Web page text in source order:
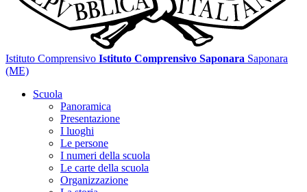
Istituto Comprensivo Istituto Comprensivo Saponara Saponara
(ME)
Scuola
Panoramica
Presentazione
I luoghi
Le persone
I numeri della scuola
Le carte della scuola
Organizzazione